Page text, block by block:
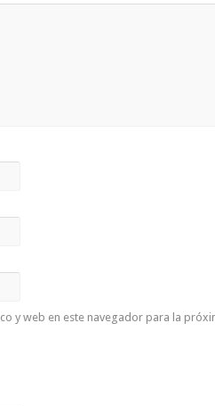
y web en este navegador para la